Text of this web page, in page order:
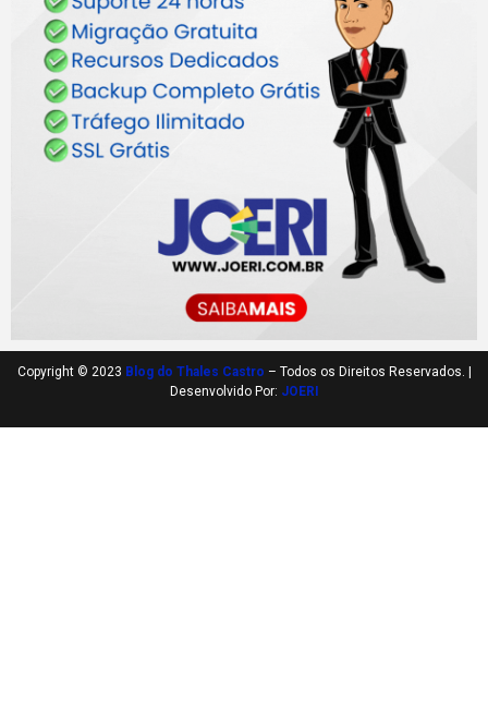
Copyright © 2023 Blog do Thales Castro – Todos os Direitos Reservados. |
Desenvolvido Por: JOERI